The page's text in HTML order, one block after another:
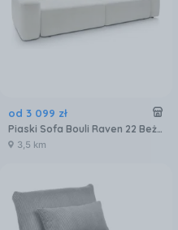
od 3 099 zł
Piaski Sofa Bouli Raven 22 Beżowy 2.05x2.05m
3,5 km